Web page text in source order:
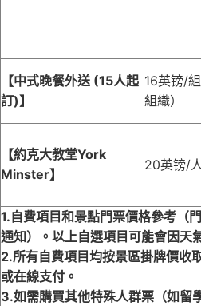
【中式晚餐外送 (15人起
訂)】
16英镑/組
組織）
【約克大教堂York
Minster】
20英镑/人
1.自費項目和景點門票價格參考（門
通知）。以上自選項目可能會因天氣
2.所有自費項目均按景區掛牌價收取
或在線支付。
3.如需購買其他特殊人群票（如留學